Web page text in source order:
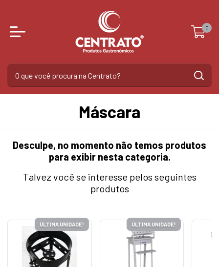
0
Máscara
Desculpe, no momento não temos produtos
para exibir nesta categoria.
Talvez você se interesse pelos seguintes
produtos
ÚLTIMA UNIDADE! ÚLTIMA UNIDADE!